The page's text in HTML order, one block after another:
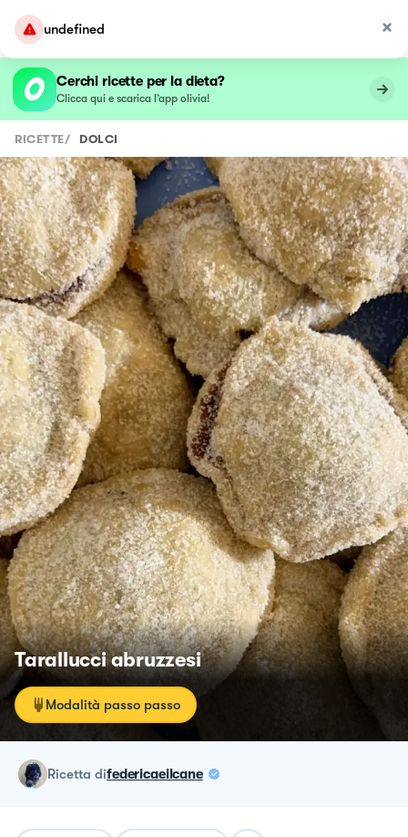
undefined
Cerchi ricette per la dieta?
Clicca qui e scarica l’app olivia!
RICETTE/ DOLCI
Tarallucci abruzzesi
Modalità passo passo
ricetta difedericaeilcane